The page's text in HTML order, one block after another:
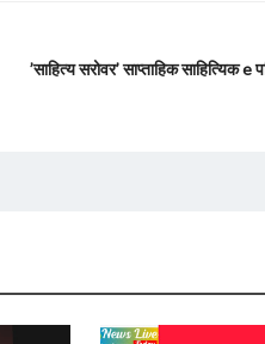
’साहित्य सरोवर’ साप्ताहिक साहित्यिक